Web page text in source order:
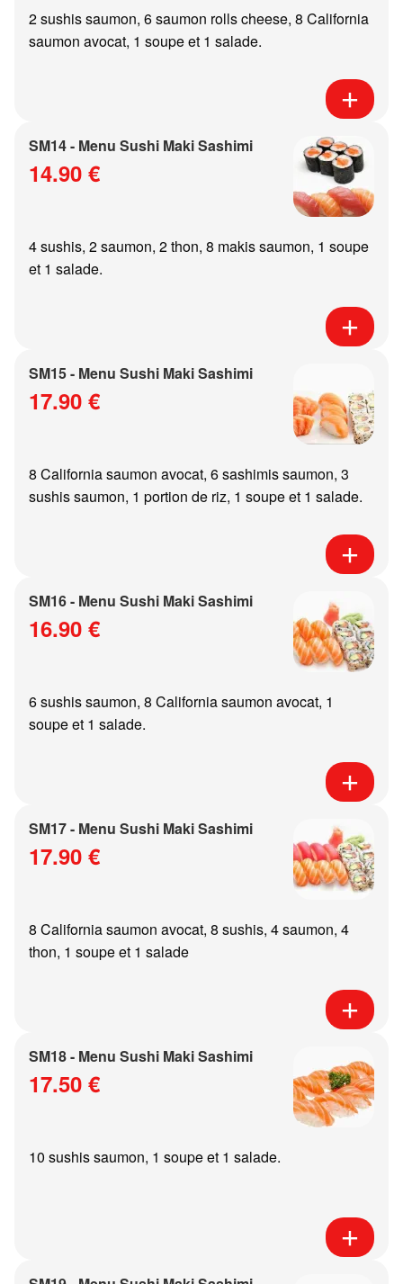
2 sushis saumon, 6 saumon rolls cheese, 8 California
saumon avocat, 1 soupe et 1 salade.
SM14 - Menu Sushi Maki Sashimi
14.90 €
4 sushis, 2 saumon, 2 thon, 8 makis saumon, 1 soupe
et 1 salade.
SM15 - Menu Sushi Maki Sashimi
17.90 €
8 California saumon avocat, 6 sashimis saumon, 3
sushis saumon, 1 portion de riz, 1 soupe et 1 salade.
SM16 - Menu Sushi Maki Sashimi
16.90 €
6 sushis saumon, 8 California saumon avocat, 1
soupe et 1 salade.
SM17 - Menu Sushi Maki Sashimi
17.90 €
8 California saumon avocat, 8 sushis, 4 saumon, 4
thon, 1 soupe et 1 salade
SM18 - Menu Sushi Maki Sashimi
17.50 €
10 sushis saumon, 1 soupe et 1 salade.